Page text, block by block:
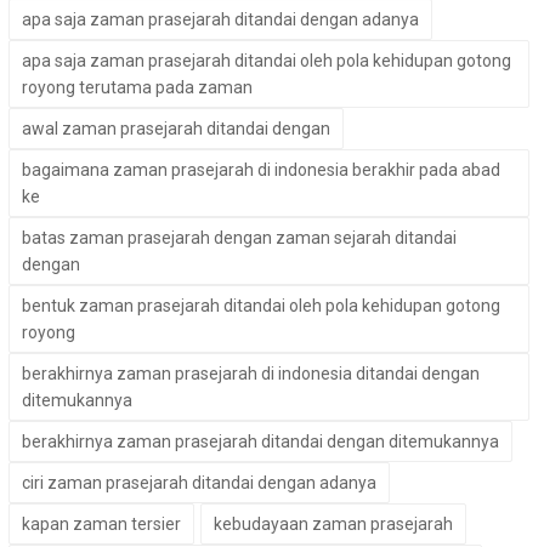
apa saja zaman prasejarah ditandai dengan adanya
apa saja zaman prasejarah ditandai oleh pola kehidupan gotong
royong terutama pada zaman
awal zaman prasejarah ditandai dengan
bagaimana zaman prasejarah di indonesia berakhir pada abad
ke
batas zaman prasejarah dengan zaman sejarah ditandai
dengan
bentuk zaman prasejarah ditandai oleh pola kehidupan gotong
royong
berakhirnya zaman prasejarah di indonesia ditandai dengan
ditemukannya
berakhirnya zaman prasejarah ditandai dengan ditemukannya
ciri zaman prasejarah ditandai dengan adanya
kapan zaman tersier kebudayaan zaman prasejarah